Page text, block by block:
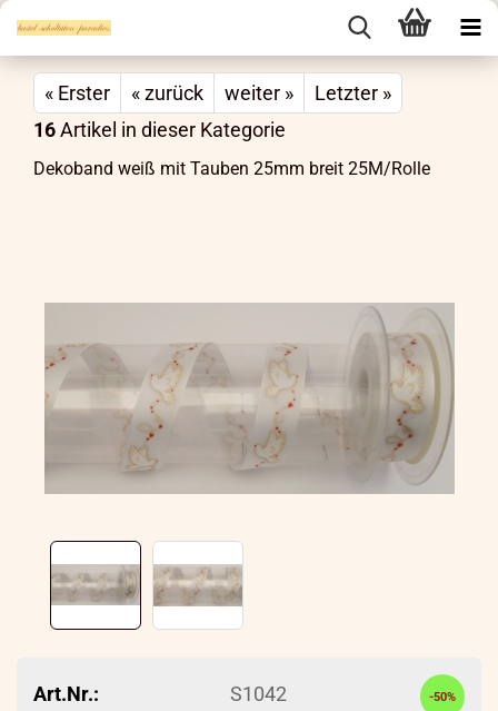
« Erster « zurück weiter »
Letzter »
16Artikel in dieser Kategorie
Dekoband weiß mit Tauben 25mm breit 25M/Rolle
-50%
Art.Nr.:
S1042